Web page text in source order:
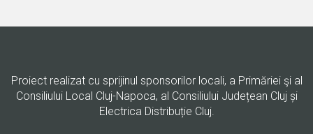
Proiect realizat cu sprijinul sponsorilor locali, a Primăriei şi al
Consiliului Local Cluj-Napoca, al Consiliului Județean Cluj și
Electrica Distribuție Cluj.